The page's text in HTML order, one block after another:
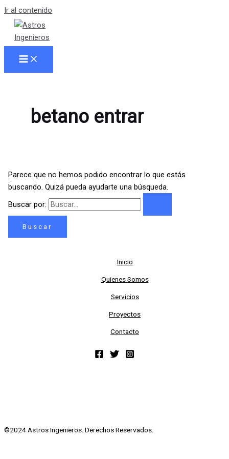
Ir al contenido
betano entrar
Parece que no hemos podido encontrar lo que estás
buscando. Quizá pueda ayudarte una búsqueda.
Buscar por:
Inicio
Quienes Somos
Servicios
Proyectos
Contacto
©2024 Astros Ingenieros. Derechos Reservados.